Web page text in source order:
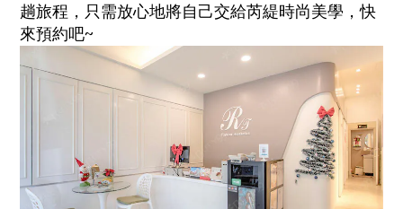
趟旅程，只需放心地將自己交給芮緹時尚美學，快
來預約吧~